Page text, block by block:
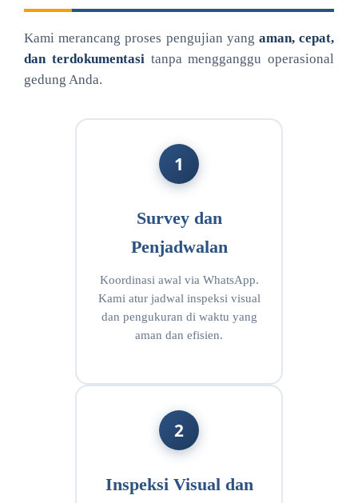
Kami merancang proses pengujian yang aman, cepat,
dan terdokumentasitanpa mengganggu operasional
gedung Anda.
1
Survey dan
Penjadwalan
Koordinasi awal via WhatsApp.
Kami atur jadwal inspeksi visual
dan pengukuran di waktu yang
aman dan efisien.
2
Inspeksi Visual dan